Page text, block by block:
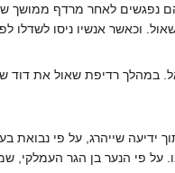
נפגשים לאחר מרדף ממושך
וכאשר אנשיו ניסו לשדלו
במהלך רדיפת שאול את דוד
שייהרג, על פי נבואת
על פי הנער בן הגר העמלקי,